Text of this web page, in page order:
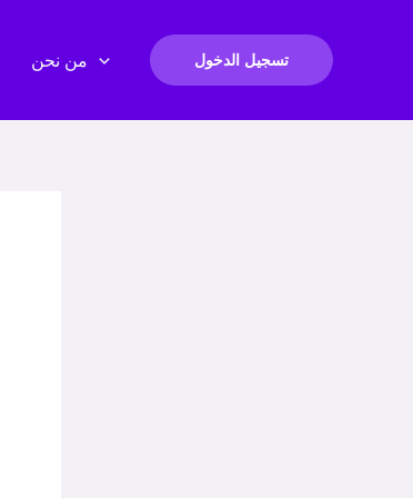
من نحن تسجيل الدخول